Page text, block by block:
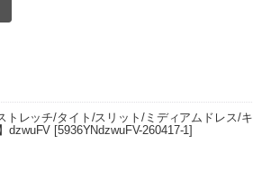
レッチ/タイト/スリット/ミディアムドレス/キ
dzwuFV [5936YNdzwuFV-260417-1]